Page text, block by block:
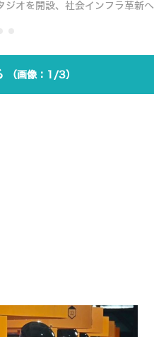
ジオを開設、社会インフラ革新へ
1/3